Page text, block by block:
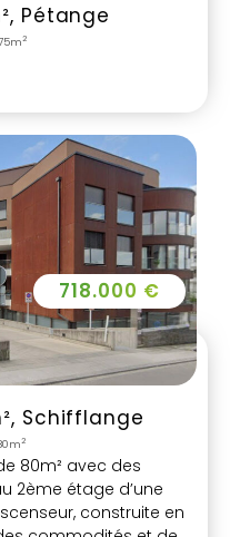
Pétange
2
Schifflange
2
80m² avec des
2ème étage d’une
construite en
718.000 €